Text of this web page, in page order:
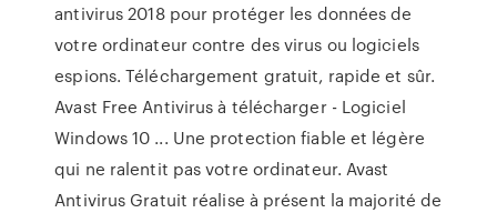
antivirus 2018 pour protéger les données de
votre ordinateur contre des virus ou logiciels
espions. Téléchargement gratuit, rapide et sûr.
Avast Free Antivirus à télécharger - Logiciel
Windows 10 ... Une protection fiable et légère
qui ne ralentit pas votre ordinateur. Avast
Antivirus Gratuit réalise à présent la majorité de